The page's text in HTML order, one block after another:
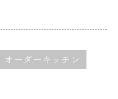
オーダーキッチン